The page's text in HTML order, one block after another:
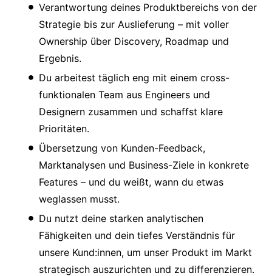
Verantwortung deines Produktbereichs von der
Strategie bis zur Auslieferung – mit voller
Ownership über Discovery, Roadmap und
Ergebnis.
Du arbeitest täglich eng mit einem cross-
funktionalen Team aus Engineers und
Designern zusammen und schaffst klare
Prioritäten.
Übersetzung von Kunden-Feedback,
Marktanalysen und Business-Ziele in konkrete
Features – und du weißt, wann du etwas
weglassen musst.
Du nutzt deine starken analytischen
Fähigkeiten und dein tiefes Verständnis für
unsere Kund:innen, um unser Produkt im Markt
strategisch auszurichten und zu differenzieren.